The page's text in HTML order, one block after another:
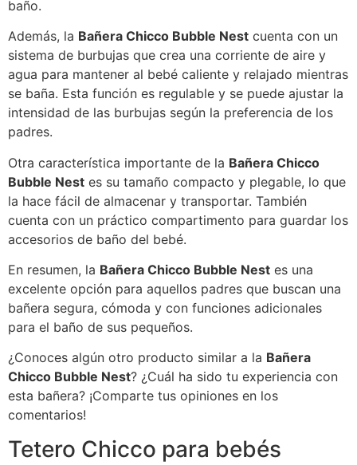
baño.
Además, la Bañera Chicco Bubble Nest cuenta con un
sistema de burbujas que crea una corriente de aire y
agua para mantener al bebé caliente y relajado mientras
se baña. Esta función es regulable y se puede ajustar la
intensidad de las burbujas según la preferencia de los
padres.
Otra característica importante de la Bañera Chicco
Bubble Nest es su tamaño compacto y plegable, lo que
la hace fácil de almacenar y transportar. También
cuenta con un práctico compartimento para guardar los
accesorios de baño del bebé.
En resumen, la Bañera Chicco Bubble Nest es una
excelente opción para aquellos padres que buscan una
bañera segura, cómoda y con funciones adicionales
para el baño de sus pequeños.
¿Conoces algún otro producto similar a la Bañera
Chicco Bubble Nest? ¿Cuál ha sido tu experiencia con
esta bañera? ¡Comparte tus opiniones en los
comentarios!
Tetero Chicco para bebés